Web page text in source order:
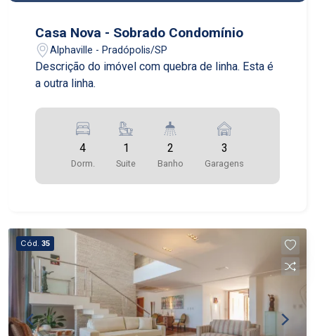
Casa Nova - Sobrado Condomínio
Alphaville - Pradópolis/SP
Descrição do imóvel com quebra de linha. Esta é
a outra linha.
4
Dorm.
1
Suite
2
Banho
3
Garagens
Cód. 35